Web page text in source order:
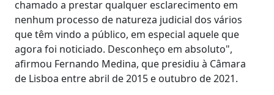
chamado a prestar qualquer esclarecimento em
nenhum processo de natureza judicial dos vários
que têm vindo a público, em especial aquele que
agora foi noticiado. Desconheço em absoluto",
afirmou Fernando Medina, que presidiu à Câmara
de Lisboa entre abril de 2015 e outubro de 2021.